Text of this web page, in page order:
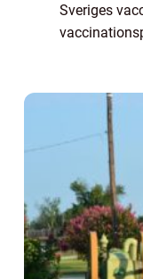
Sveriges
prioritera